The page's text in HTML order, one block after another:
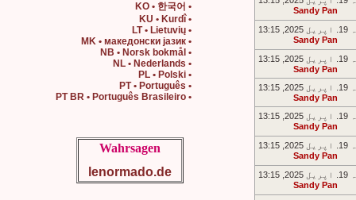
Sandy Pan
Sandy Pan
Sandy Pan
Sandy Pan
Sandy Pan
Sandy Pan
Sandy Pan
• KO • 한국어
• KU • Kurdî
• LT • Lietuvių
• MK • македонски јазик
• NB • Norsk bokmål
• NL • Nederlands
• PL • Polski
• PT • Português
• PT BR • Português Brasileiro
Wahrsagen
lenormado.de